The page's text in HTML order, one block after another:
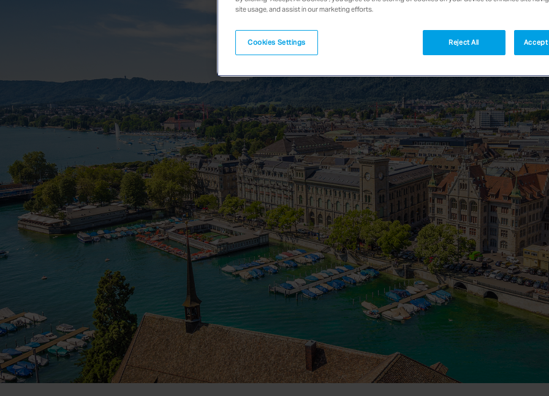
site usage, and assist in our marketing efforts.
Cookies Settings Reject All Accept